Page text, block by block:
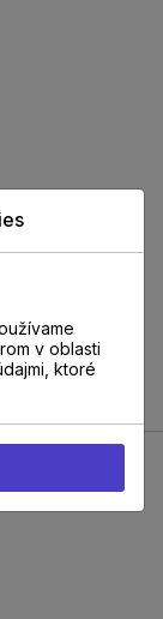
v oblasti
ktoré